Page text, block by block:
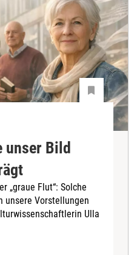
unser Bild
„graue Flut“: Solche
unsere Vorstellungen
Ulla